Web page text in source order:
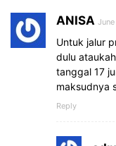
ANISA
Untuk jalur
dulu
tanggal 17
maksudnya
Reply